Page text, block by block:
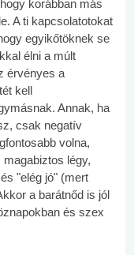
korábban más
A ti kapcsolatotokat
egyikőtöknek se
élni a múlt
érvényes a
kell
Annak, ha
csak negatív
volna,
légy,
"elég jó" (mert
a barátnőd is jól
és szex